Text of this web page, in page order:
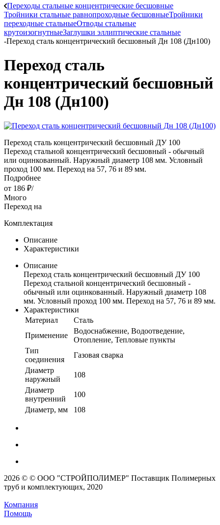
Переходы стальные концентрические бесшовные
Тройники стальные равнопроходные бесшовныеТройники
переходные стальныеОтводы стальные
крутоизогнутныеЗаглушки эллиптические стальные
-Переход сталь концентрический бесшовный Дн 108 (Дн100)
Переход сталь
концентрический бесшовный
Дн 108 (Дн100)
Переход сталь концентрический бесшовный ДУ 100
Переход стальной концентрический бесшовный - обычный
или оцинкованный. Наружный диаметр 108 мм. Условный
проход 100 мм. Переход на 57, 76 и 89 мм.
Подробнее
от 186 ₽/
Много
Переход на
Комплектация
Описание
Характеристики
Описание
Переход сталь концентрический бесшовный ДУ 100
Переход стальной концентрический бесшовный -
обычный или оцинкованный. Наружный диаметр 108
мм. Условный проход 100 мм. Переход на 57, 76 и 89 мм.
Характеристики
Материал
Сталь
Применение
Водоснабжение, Водоотведение,
Отопление, Тепловые пункты
Тип
соединения
Газовая сварка
Диаметр
наружный
108
Диаметр
внутренний
100
Диаметр, мм
108
2026 © © ООО "СТРОЙПОЛИМЕР" Поставщик Полимерных
труб и комплектующих, 2020
Компания
Помощь